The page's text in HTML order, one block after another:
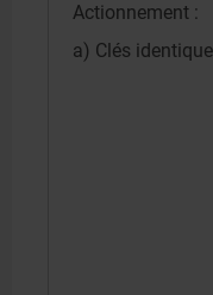
Actionnement :
a) Clés